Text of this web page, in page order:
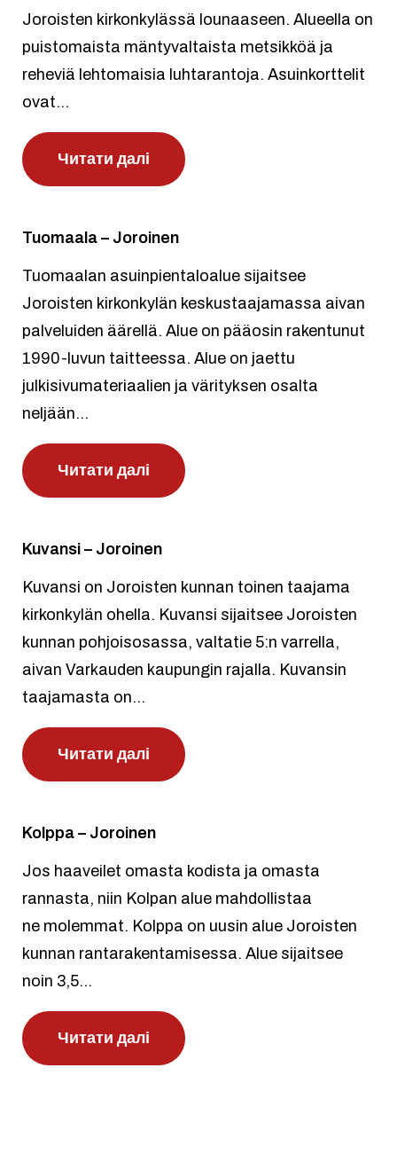
Joroisten kirkonkylässä lounaaseen. Alueella on
puistomaista mäntyvaltaista metsikköä ja
reheviä lehtomaisia luhtarantoja. Asuinkorttelit
ovat...
Читати далі
Tuomaala – Joroinen
Tuomaalan asuinpientaloalue sijaitsee
Joroisten kirkonkylän keskustaajamassa aivan
palveluiden äärellä. Alue on pääosin rakentunut
1990-luvun taitteessa. Alue on jaettu
julkisivumateriaalien ja värityksen osalta
neljään...
Читати далі
Kuvansi – Joroinen
Kuvansi on Joroisten kunnan toinen taajama
kirkonkylän ohella. Kuvansi sijaitsee Joroisten
kunnan pohjoisosassa, valtatie 5:n varrella,
aivan Varkauden kaupungin rajalla. Kuvansin
taajamasta on...
Читати далі
Kolppa – Joroinen
Jos haaveilet omasta kodista ja omasta
rannasta, niin Kolpan alue mahdollistaa
ne molemmat. Kolppa on uusin alue Joroisten
kunnan rantarakentamisessa. Alue sijaitsee
noin 3,5...
Читати далі